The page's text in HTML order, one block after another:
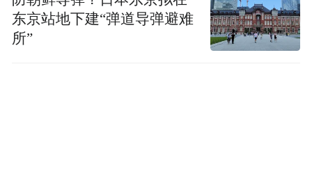
东京站地下建“弹道导弹避难
所”